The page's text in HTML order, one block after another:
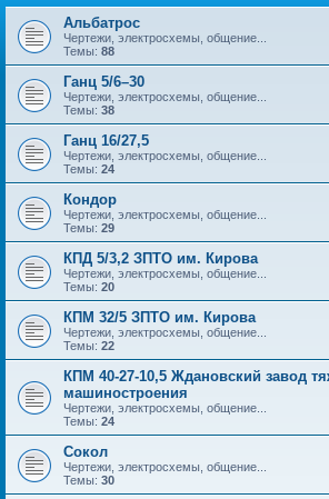
Альбатрос
Чертежи, электросхемы, общение...
Темы: 88
Ганц 5/6–30
Чертежи, электросхемы, общение...
Темы: 38
Ганц 16/27,5
Чертежи, электросхемы, общение...
Темы: 24
Кондор
Чертежи, электросхемы, общение...
Темы: 29
КПД 5/3,2 ЗПТО им. Кирова
Чертежи, электросхемы, общение...
Темы: 20
КПМ 32/5 ЗПТО им. Кирова
Чертежи, электросхемы, общение...
Темы: 22
КПМ 40-27-10,5 Ждановский завод
машиностроения
Чертежи, электросхемы, общение...
Темы: 24
Сокол
Чертежи, электросхемы, общение...
Темы: 30